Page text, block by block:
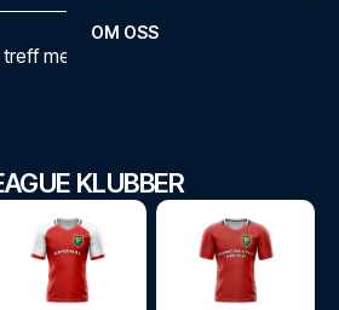
OM OSS
med de valgte filtrene
KLUBBER